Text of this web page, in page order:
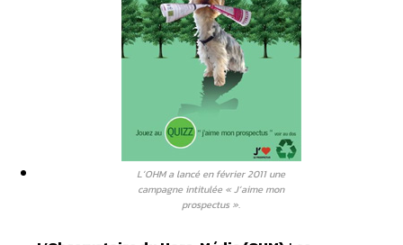
L’OHM a lancé en février 2011 une
campagne intitulée « J’aime mon
prospectus ».